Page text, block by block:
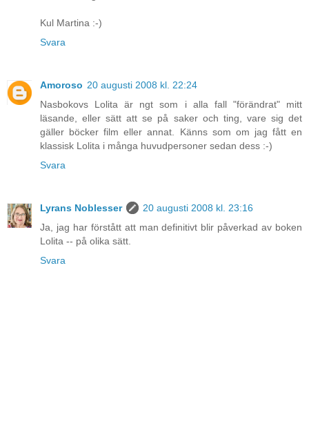
Kul Martina :-)
Svara
Amoroso 20 augusti 2008 kl. 22:24
Nasbokovs Lolita är ngt som i alla fall "förändrat" mitt
läsande, eller sätt att se på saker och ting, vare sig det
gäller böcker film eller annat. Känns som om jag fått en
klassisk Lolita i många huvudpersoner sedan dess :-)
Svara
Lyrans Noblesser
20 augusti 2008 kl. 23:16
Ja, jag har förstått att man definitivt blir påverkad av boken
Lolita -- på olika sätt.
Svara